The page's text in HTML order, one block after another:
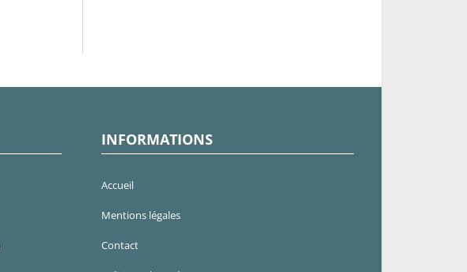
INFORMATIONS
Accueil
Mentions légales
Contact